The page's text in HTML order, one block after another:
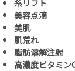
糸リフト
美容点滴
美肌
肌荒れ
脂肪溶解注射
高濃度ビタミン